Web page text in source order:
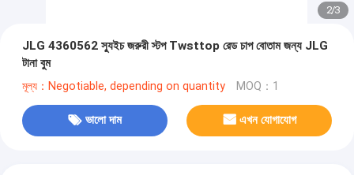
2/3
JLG 4360562 স্যুইচ জরুরী স্টপ Twsttop রেড চাপ বোতাম জন্য JLG
টানা বুম
মূল্য：Negotiable, depending on quantity MOQ：1
ভালো দাম এখন যোগাযোগ